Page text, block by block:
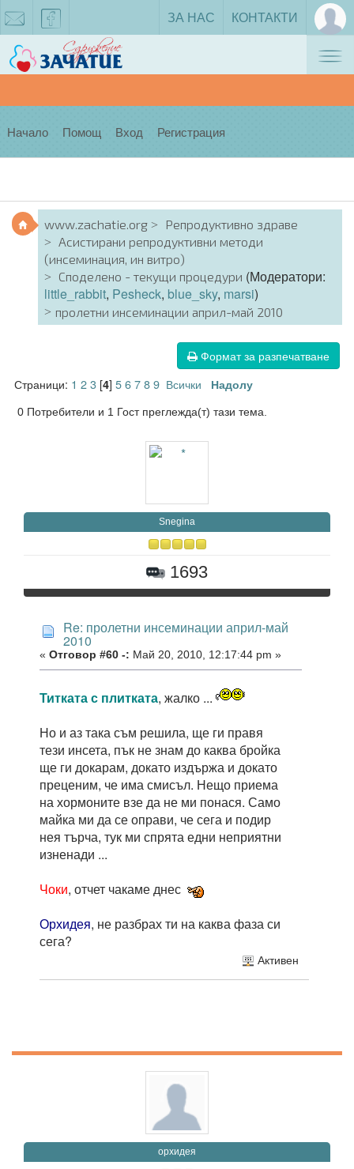
facebook
ЗА НАС КОНТАКТИ
Начало Помощ Вход Регистрация
www.zachatie.org
Репродуктивно здраве
Асистирани репродуктивни методи
(инсеминация, ин витро)
Споделено - текущи процедури (Модератори:
little_rabbit, Pesheck, blue_sky, marsi)
пролетни инсеминации април-май 2010
Формат за разпечатване
Страници: 1 23[4] 56789 Всички Надолу
0 Потребители и 1 Гост преглежда(т) тази тема.
Snegina
1693
Re: пролетни инсеминации април-май
2010
« Отговор #60 -: Май 20, 2010, 12:17:44 pm »
Титката с плитката, жалко ...
Но и аз така съм решила, ще ги правя
тези инсета, пък не знам до каква бройка
ще ги докарам, докато издържа и докато
преценим, че има смисъл. Нещо приема
на хормоните взе да не ми понася. Само
майка ми да се оправи, че сега и подир
нея търча, тук ми спрята едни неприятни
изненади ...
Чоки, отчет чакаме днес
Орхидея, не разбрах ти на каква фаза си
сега?
Активен
орхидея